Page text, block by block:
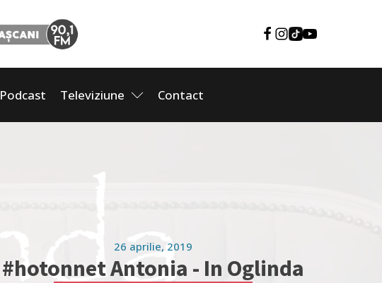
Podcast Televiziune Contact
26 aprilie, 2019
#hotonnet Antonia - In Oglinda